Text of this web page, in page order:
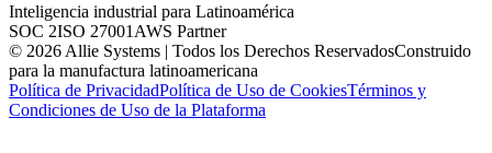
Inteligencia industrial para Latinoamérica
SOC 2ISO 27001 AWS Partner
© 2026 Allie Systems | Todos los Derechos ReservadosConstruido
para la manufactura latinoamericana
Política de PrivacidadPolítica de Uso de CookiesTérminos y
Condiciones de Uso de la Plataforma